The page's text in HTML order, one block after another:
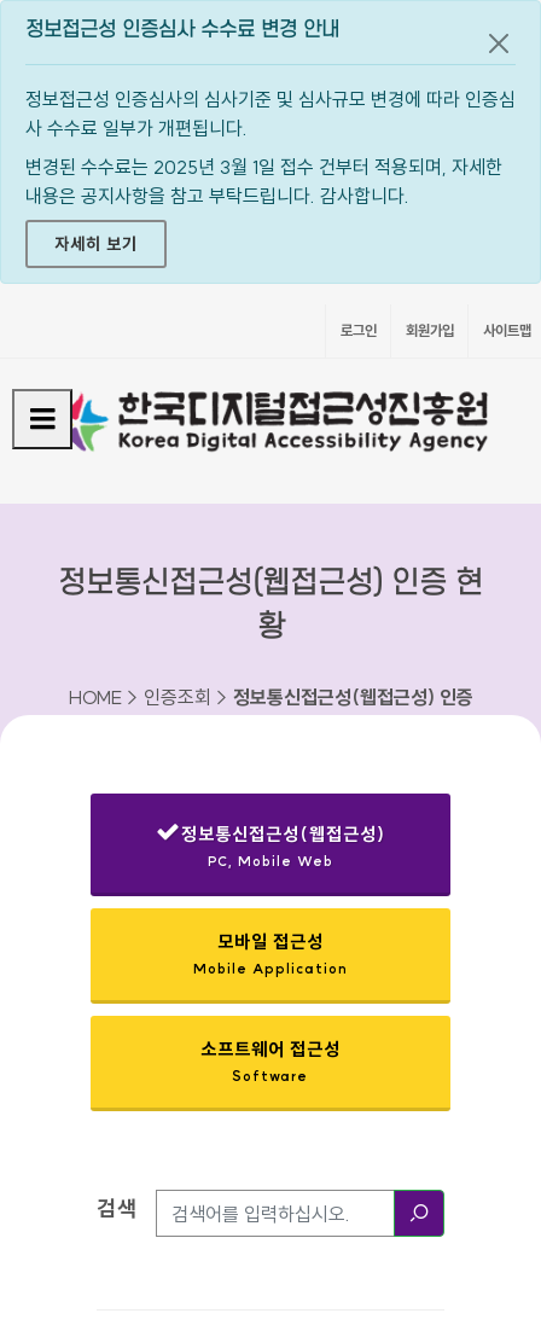
정보접근성 인증심사 수수료 변경 안내
정보접근성 인증심사의 심사기준 및 심사규모 변경에 따라 인증심
사 수수료 일부가 개편됩니다.
변경된 수수료는 2025년 3월 1일 접수 건부터 적용되며, 자세한
내용은 공지사항을 참고 부탁드립니다. 감사합니다.
자세히 보기
공지
로그인 회원가입 사이트맵
정보통신접근성(웹접근성) 인증 현
황
HOME > 인증조회 > 정보통신접근성(웹접근성) 인증
정보통신접근성(웹접근성)
PC, Mobile Web
모바일 접근성
Mobile Application
소프트웨어 접근성
Software
검색옵션
검색